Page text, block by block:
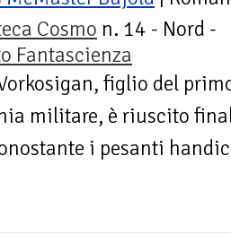
Cosmo n. 14 - Nord -
Fantascienza
figlio del
militare, è riuscito
i pesanti